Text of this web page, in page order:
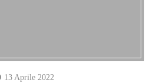
13 Aprile 2022